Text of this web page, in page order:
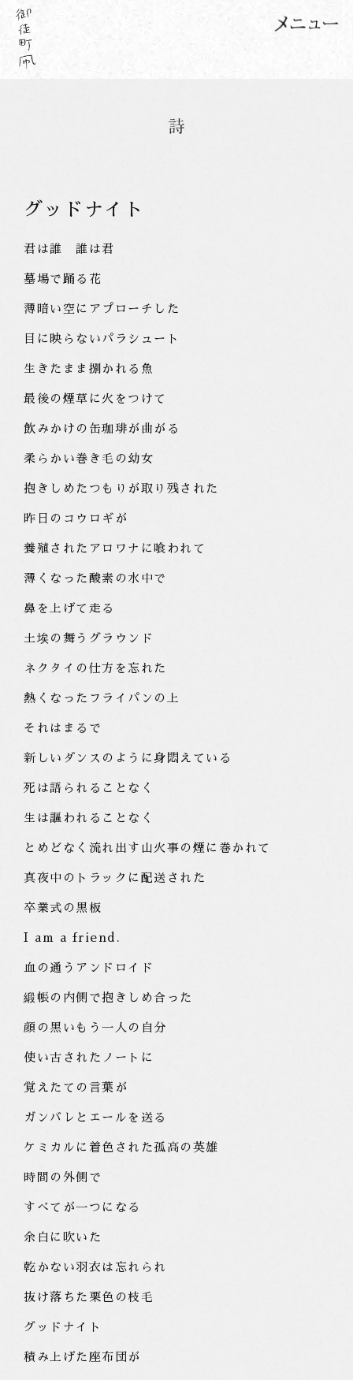
グッドナイト
君は誰 誰は君
墓場で踊る花
薄暗い空にアプローチした
目に映らないパラシュート
生きたまま捌かれる魚
最後の煙草に火をつけて
飲みかけの缶珈琲が曲がる
柔らかい巻き毛の幼女
抱きしめたつもりが取り残された
昨日のコウロギが
養殖されたアロワナに喰われて
薄くなった酸素の水中で
鼻を上げて走る
土埃の舞うグラウンド
ネクタイの仕方を忘れた
熱くなったフライパンの上
それはまるで
新しいダンスのように身悶えている
死は語られることなく
生は謳われることなく
とめどなく流れ出す山火事の煙に巻かれて
真夜中のトラックに配送された
卒業式の黒板
I am a friend.
血の通うアンドロイド
緞帳の内側で抱きしめ合った
顔の黒いもう一人の自分
使い古されたノートに
覚えたての言葉が
ガンバレとエールを送る
ケミカルに着色された孤高の英雄
時間の外側で
すべてが一つになる
余白に吹いた
乾かない羽衣は忘れられ
抜け落ちた栗色の枝毛
グッドナイト
積み上げた座布団が